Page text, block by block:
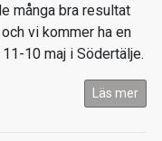
många bra resultat
vi kommer ha en
10 maj i Södertälje.
Läs mer